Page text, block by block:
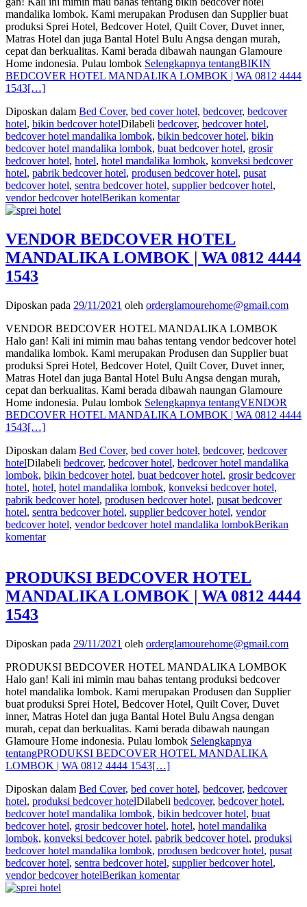
mandalika lombok. Kami merupakan Produsen dan Supplier buat
produksi Sprei Hotel, Bedcover Hotel, Quilt Cover, Duvet inner,
Matras Hotel dan juga Bantal Hotel Bulu Angsa dengan murah,
cepat dan berkualitas. Kami berada dibawah naungan Glamoure
Home indonesia. Pulau lombok Selengkapnya tentangBIKIN
BEDCOVER HOTEL MANDALIKA LOMBOK | WA 0812 4444
1543[…]
Diposkan dalam Bed Cover, bed cover hotel, bedcover, bedcover
hotel, bikin bedcover hotelDilabeli bedcover, bedcover hotel,
bedcover hotel mandalika lombok, bikin bedcover hotel, bikin
bedcover hotel mandalika lombok, buat bedcover hotel, grosir
bedcover hotel, hotel, hotel mandalika lombok, konveksi bedcover
hotel, pabrik bedcover hotel, produsen bedcover hotel, pusat
bedcover hotel, sentra bedcover hotel, supplier bedcover hotel,
vendor bedcover hotelBerikan komentar
VENDOR BEDCOVER HOTEL
MANDALIKA LOMBOK | WA 0812 4444
1543
Diposkan pada 29/11/2021 oleh orderglamourehome@gmail.com
VENDOR BEDCOVER HOTEL MANDALIKA LOMBOK
Halo gan! Kali ini mimin mau bahas tentang vendor bedcover hotel
mandalika lombok. Kami merupakan Produsen dan Supplier buat
produksi Sprei Hotel, Bedcover Hotel, Quilt Cover, Duvet inner,
Matras Hotel dan juga Bantal Hotel Bulu Angsa dengan murah,
cepat dan berkualitas. Kami berada dibawah naungan Glamoure
Home indonesia. Pulau lombok Selengkapnya tentangVENDOR
BEDCOVER HOTEL MANDALIKA LOMBOK | WA 0812 4444
1543[…]
Diposkan dalam Bed Cover, bed cover hotel, bedcover, bedcover
hotelDilabeli bedcover, bedcover hotel, bedcover hotel mandalika
lombok, bikin bedcover hotel, buat bedcover hotel, grosir bedcover
hotel, hotel, hotel mandalika lombok, konveksi bedcover hotel,
pabrik bedcover hotel, produsen bedcover hotel, pusat bedcover
hotel, sentra bedcover hotel, supplier bedcover hotel, vendor
bedcover hotel, vendor bedcover hotel mandalika lombokBerikan
komentar
PRODUKSI BEDCOVER HOTEL
MANDALIKA LOMBOK | WA 0812 4444
1543
Diposkan pada 29/11/2021 oleh orderglamourehome@gmail.com
PRODUKSI BEDCOVER HOTEL MANDALIKA LOMBOK
Halo gan! Kali ini mimin mau bahas tentang produksi bedcover
hotel mandalika lombok. Kami merupakan Produsen dan Supplier
buat produksi Sprei Hotel, Bedcover Hotel, Quilt Cover, Duvet
inner, Matras Hotel dan juga Bantal Hotel Bulu Angsa dengan
murah, cepat dan berkualitas. Kami berada dibawah naungan
Glamoure Home indonesia. Pulau lombok Selengkapnya
tentangPRODUKSI BEDCOVER HOTEL MANDALIKA
LOMBOK | WA 0812 4444 1543[…]
Diposkan dalam Bed Cover, bed cover hotel, bedcover, bedcover
hotel, produksi bedcover hotelDilabeli bedcover, bedcover hotel,
bedcover hotel mandalika lombok, bikin bedcover hotel, buat
bedcover hotel, grosir bedcover hotel, hotel, hotel mandalika
lombok, konveksi bedcover hotel, pabrik bedcover hotel, produksi
bedcover hotel mandalika lombok, produsen bedcover hotel, pusat
bedcover hotel, sentra bedcover hotel, supplier bedcover hotel,
vendor bedcover hotelBerikan komentar